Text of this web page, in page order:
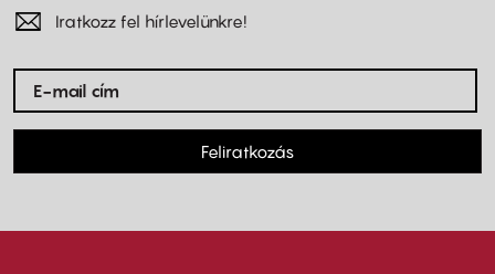
Iratkozz fel hírlevelünkre!
Feliratkozás